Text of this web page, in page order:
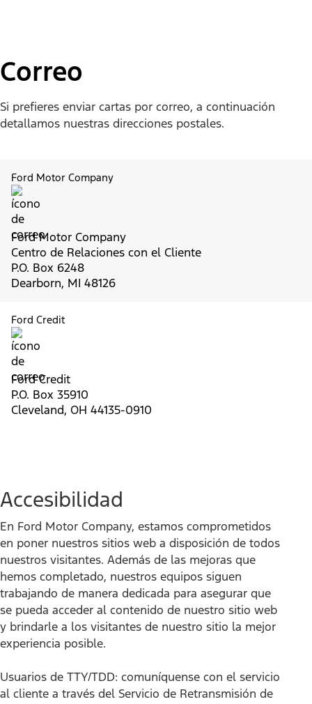
Correo
Si prefieres enviar cartas por correo, a continuación
detallamos nuestras direcciones postales.
Ford Motor Company
Ford Motor Company
Centro de Relaciones con el Cliente
P.O. Box 6248
Dearborn, MI 48126
Ford Credit
Ford Credit
P.O. Box 35910
Cleveland, OH 44135-0910
Accesibilidad
En Ford Motor Company, estamos comprometidos
en poner nuestros sitios web a disposición de todos
nuestros visitantes. Además de las mejoras que
hemos completado, nuestros equipos siguen
trabajando de manera dedicada para asegurar que
se pueda acceder al contenido de nuestro sitio web
y brindarle a los visitantes de nuestro sitio la mejor
experiencia posible.
Usuarios de TTY/TDD: comuníquense con el servicio
al cliente a través del Servicio de Retransmisión de